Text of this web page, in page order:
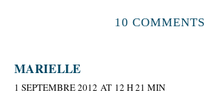
10 COMMENTS
MARIELLE
1 SEPTEMBRE 2012 AT 12 H 21 MIN